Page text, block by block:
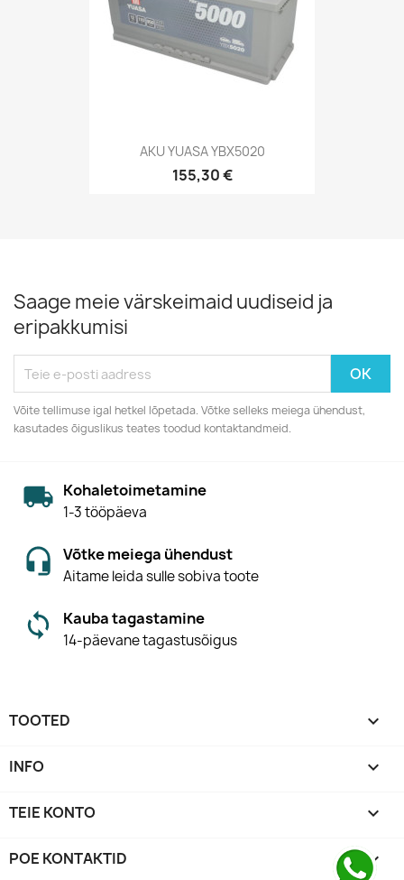
AKU YUASA YBX5020
155,30 €
Saage meie värskeimaid uudiseid ja
eripakkumisi
Võite tellimuse igal hetkel lõpetada. Võtke selleks meiega ühendust,
kasutades õiguslikus teates toodud kontaktandmeid.
Kohaletoimetamine
1-3 tööpäeva
Võtke meiega ühendust
Aitame leida sulle sobiva toote
Kauba tagastamine
14-päevane tagastusõigus
TOOTED 
INFO 
TEIE KONTO 
POE KONTAKTID keyboard_arrow_down